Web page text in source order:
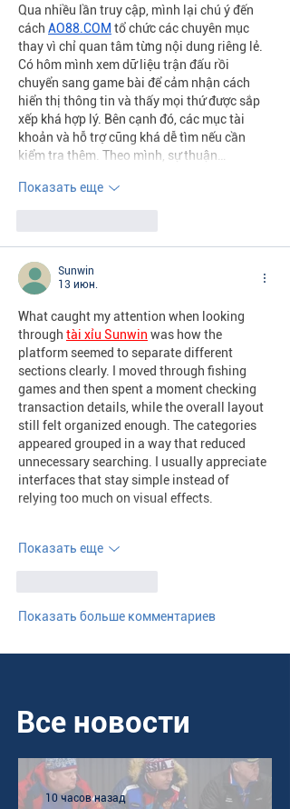
Qua nhiều lần truy cập, mình lại chú ý đến
cách AO88.COM tổ chức các chuyên mục
thay vì chỉ quan tâm từng nội dung riêng lẻ.
Có hôm mình xem dữ liệu trận đấu rồi
chuyển sang game bài để cảm nhận cách
hiển thị thông tin và thấy mọi thứ được sắp
xếp khá hợp lý. Bên cạnh đó, các mục tài
khoản và hỗ trợ cũng khá dễ tìm nếu cần
kiểm tra thêm. Theo mình, sự thuận…
Показать еще
Sunwin
13 июн.
What caught my attention when looking
through tài xỉu Sunwin was how the
platform seemed to separate different
sections clearly. I moved through fishing
games and then spent a moment checking
transaction details, while the overall layout
still felt organized enough. The categories
appeared grouped in a way that reduced
unnecessary searching. I usually appreciate
interfaces that stay simple instead of
relying too much on visual effects.
Показать еще
Показать больше комментариев
Все новости
10 часов назад